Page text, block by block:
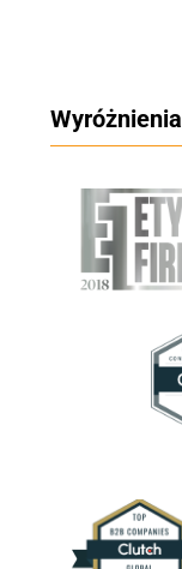
Wyróżnienia